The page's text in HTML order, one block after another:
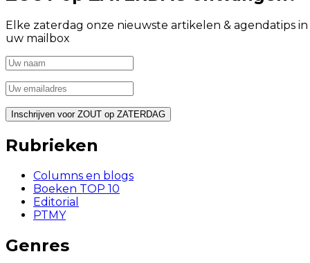
Elke zaterdag onze nieuwste artikelen & agendatips in
uw mailbox
Rubrieken
Columns en blogs
Boeken TOP 10
Editorial
PTMY
Genres